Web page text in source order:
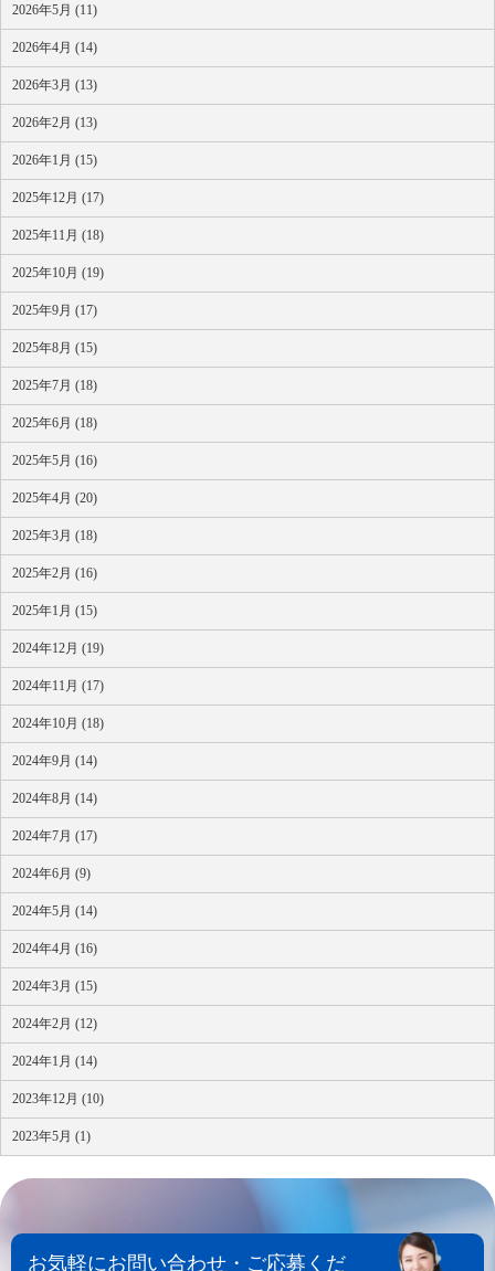
2026年5月 (11)
2026年4月 (14)
2026年3月 (13)
2026年2月 (13)
2026年1月 (15)
2025年12月 (17)
2025年11月 (18)
2025年10月 (19)
2025年9月 (17)
2025年8月 (15)
2025年7月 (18)
2025年6月 (18)
2025年5月 (16)
2025年4月 (20)
2025年3月 (18)
2025年2月 (16)
2025年1月 (15)
2024年12月 (19)
2024年11月 (17)
2024年10月 (18)
2024年9月 (14)
2024年8月 (14)
2024年7月 (17)
2024年6月 (9)
2024年5月 (14)
2024年4月 (16)
2024年3月 (15)
2024年2月 (12)
2024年1月 (14)
2023年12月 (10)
2023年5月 (1)
お気軽にお問い合わせ・ご応募くだ